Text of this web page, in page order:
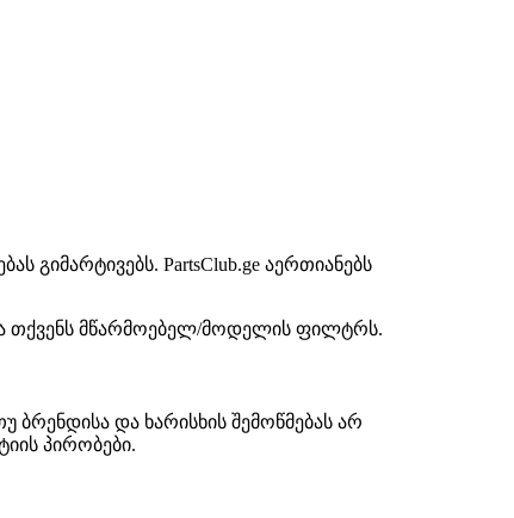
გიმარტივებს. PartsClub.ge აერთიანებს
თქვენს მწარმოებელ/მოდელის ფილტრს.
და ხარისხის შემოწმებას არ
პირობები.